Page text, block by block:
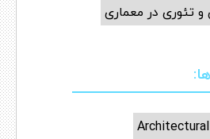
و تئوری در معماری